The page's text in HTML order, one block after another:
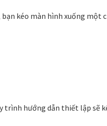
bạn kéo màn hình xuống
trình hướng dẫn thiết lập sẽ